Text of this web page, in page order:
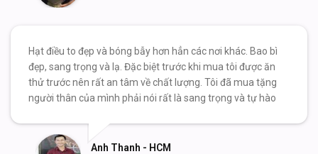
Hạt điều to đẹp và bóng bẫy hơn hẳn các nơi khác. Bao bì
đẹp, sang trọng và lạ. Đặc biệt trước khi mua tôi được ăn
thử trước nên rất an tâm về chất lượng. Tôi đã mua tặng
người thân của mình phải nói rất là sang trọng và tự hào
Anh Thanh - HCM